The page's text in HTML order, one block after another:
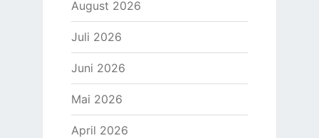
August 2026
Juli 2026
Juni 2026
Mai 2026
April 2026